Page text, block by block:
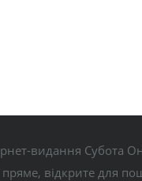
видання
відкрите для